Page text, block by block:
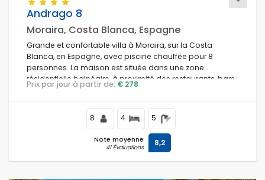
Andrago 8
Moraira, Costa Blanca, Espagne
Grande et confortable villa à Moraira, sur la Costa
Blanca, en Espagne, avec piscine chauffée pour 8
personnes. La maison est située dans une zone
résidentielle balnéaire, à proximité des restaurants, bars
et supermarchés, à 500 m de la plage de Cala Andrago
Prix par jour à partir de: € 278
8 4 5
Note moyenne
41 Évaluations 8,2